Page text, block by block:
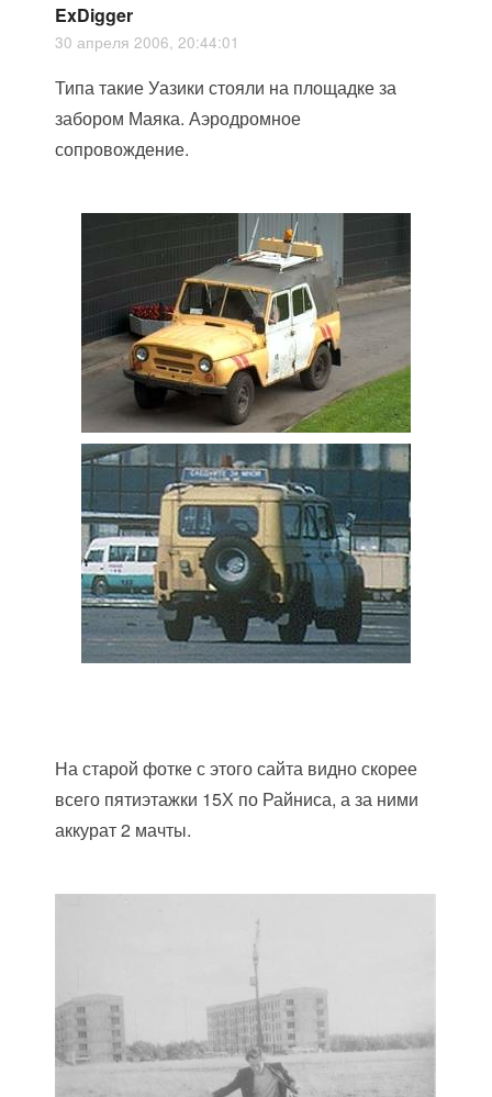
ExDigger
30 апреля 2006, 20:44:01
Типа такие Уазики стояли на площадке за
забором Маяка. Аэродромное
сопровождение.
На старой фотке с этого сайта видно скорее
всего пятиэтажки 15Х по Райниса, а за ними
аккурат 2 мачты.